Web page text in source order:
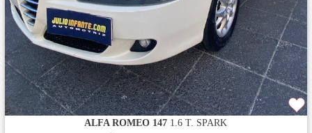
ALFA ROMEO 147 1.6 T. SPARK